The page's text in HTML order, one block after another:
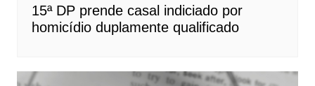
15ª DP prende casal indiciado por
homicídio duplamente qualificado